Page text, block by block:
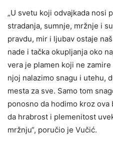
„U svetu koji odvajkada nosi
stradanja, sumnje, mržnje i
pravdu, mir i ljubav ostaje
nade i tačka okupljanja oko
vera je plamen koji ne
njoj nalazimo snagu i utehu,
mesta za sve. Samo tom
ponosno da hodimo kroz
da hrabrost i plemenitost
mržnju“, poručio je Vučić.